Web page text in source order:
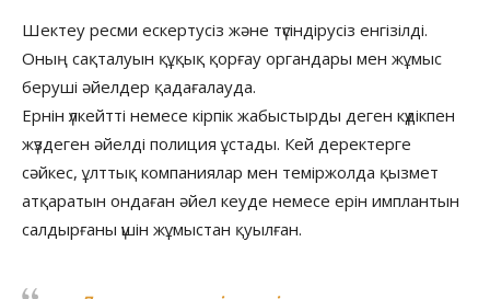
Шектеу ресми ескертусіз және түсіндірусіз енгізілді.
Оның сақталуын құқық қорғау органдары мен жұмыс
беруші әйелдер қадағалауда.
Ернін үлкейтті немесе кірпік жабыстырды деген күдікпен
жүздеген әйелді полиция ұстады. Кей деректерге
сәйкес, ұлттық компаниялар мен теміржолда қызмет
атқаратын ондаған әйел кеуде немесе ерін имплантын
салдырғаны үшін жұмыстан қуылған.